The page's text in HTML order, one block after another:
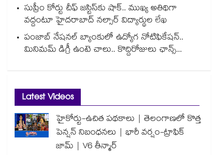
సుప్రీం కోర్టు చీఫ్ జస్టిస్⁭కు షాక్.. ముఖ్య అతిథిగా
వద్దంటూ హైదరాబాద్ నల్సార్ విద్యార్థుల లేఖ
పంజాబ్ నేషనల్ బ్యాంకులో ఉద్యోగ నోటిఫికేషన్..
మినిమమ్ డిగ్రీ ఉంటె చాలు.. కొద్దిరోజులు ఛాన్స్...
Latest Videos
హైకోర్టు-ఉచిత పథకాలు | తెలంగాణలో కొత్త
పెన్షన్ నిబంధనలు | భారీ వర్షం-ట్రాఫిక్
జామ్ | V6 తీన్మార్